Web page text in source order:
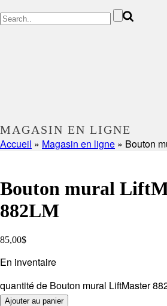
MAGASIN EN LIGNE
Accueil » Magasin en ligne » Bouton
Bouton mural
882LM
85,00$
En inventaire
quantité de Bouton mural LiftMaster
Ajouter au panier